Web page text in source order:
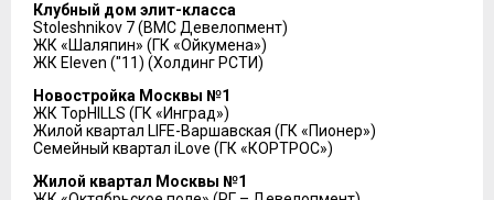
Клубный дом элит-класса
Stoleshnikov 7 (ВМС Девелопмент)
ЖК «Шаляпин» (ГК «Ойкумена»)
ЖК Eleven ("11) (Холдинг РСТИ)
Новостройка Москвы №1
ЖК TopHILLS (ГК «Инград»)
Жилой квартал LIFE-Варшавская (ГК «Пионер»)
Семейный квартал iLove (ГК «КОРТРОС»)
Жилой квартал Москвы №1